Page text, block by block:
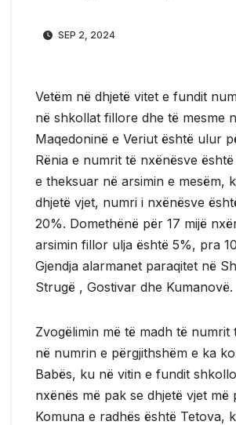
SEP 2, 2024
Vetëm në dhjetë vitet e fundit
në shkollat fillore dhe të mesme
Maqedoninë e Veriut është ulur
Rënia e numrit të nxënësve
e theksuar në arsimin e mesëm,
dhjetë vjet, numri i nxënësve
20%. Domethënë për 17 mijë
arsimin fillor ulja është 5%, pra
Gjendja alarmanet paraqitet në
Strugë , Gostivar dhe Kumanovë.
Zvogëlimin më të madh të numrit
në numrin e përgjithshëm e ka
Babës, ku në vitin e fundit
nxënës më pak se dhjetë vjet më
Komuna e radhës është Tetova,